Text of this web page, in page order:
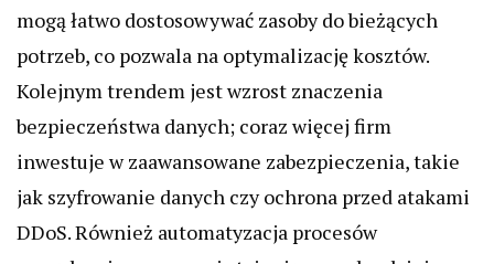
mogą łatwo dostosowywać zasoby do bieżących
potrzeb, co pozwala na optymalizację kosztów.
Kolejnym trendem jest wzrost znaczenia
bezpieczeństwa danych; coraz więcej firm
inwestuje w zaawansowane zabezpieczenia, takie
jak szyfrowanie danych czy ochrona przed atakami
DDoS. Również automatyzacja procesów